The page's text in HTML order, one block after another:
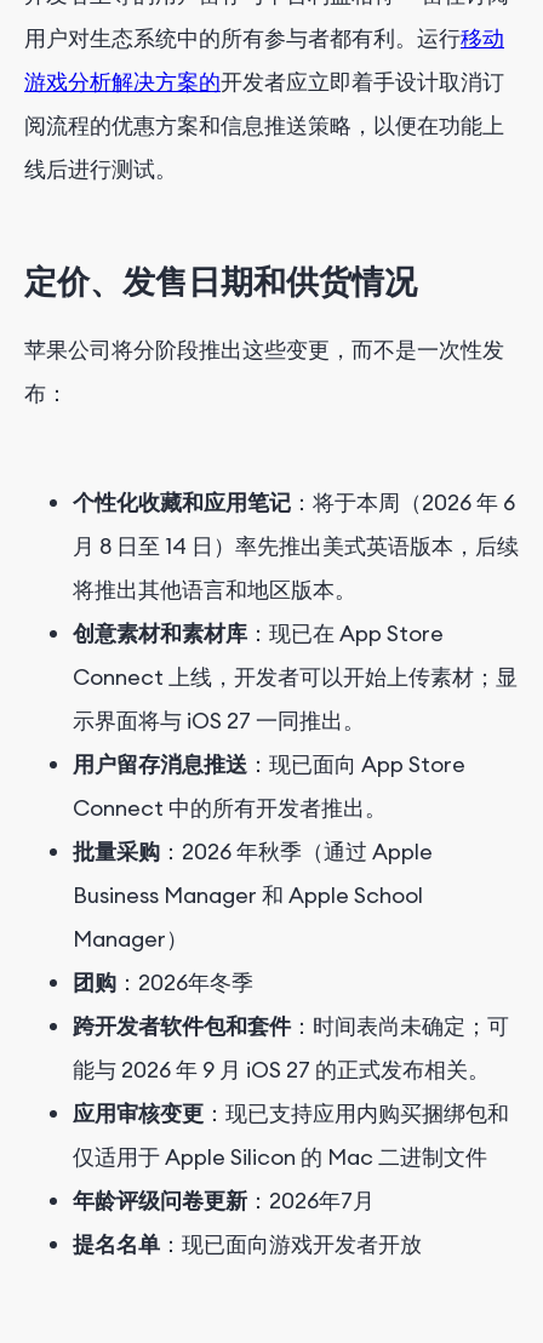
用户对生态系统中的所有参与者都有利。运行移动
游戏分析解决方案的开发者应立即着手设计取消订
阅流程的优惠方案和信息推送策略，以便在功能上
线后进行测试。
定价、发售日期和供货情况
苹果公司将分阶段推出这些变更，而不是一次性发
布：
个性化收藏和应用笔记 ：将于本周（2026 年 6
月 8 日至 14 日）率先推出美式英语版本，后续
将推出其他语言和地区版本。
创意素材和素材库 ：现已在 App Store
Connect 上线，开发者可以开始上传素材；显
示界面将与 iOS 27 一同推出。
用户留存消息推送 ：现已面向 App Store
Connect 中的所有开发者推出。
批量采购 ：2026 年秋季（通过 Apple
Business Manager 和 Apple School
Manager）
团购 ：2026年冬季
跨开发者软件包和套件：时间表尚未确定；可
能与 2026 年 9 月 iOS 27 的正式发布相关。
应用审核变更 ：现已支持应用内购买捆绑包和
仅适用于 Apple Silicon 的 Mac 二进制文件
年龄评级问卷更新 ：2026年7月
提名名单 ：现已面向游戏开发者开放